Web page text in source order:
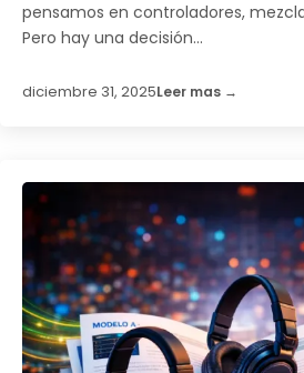
pensamos en controladores,
Pero hay una decisión...
diciembre 31, 2025Leer mas →